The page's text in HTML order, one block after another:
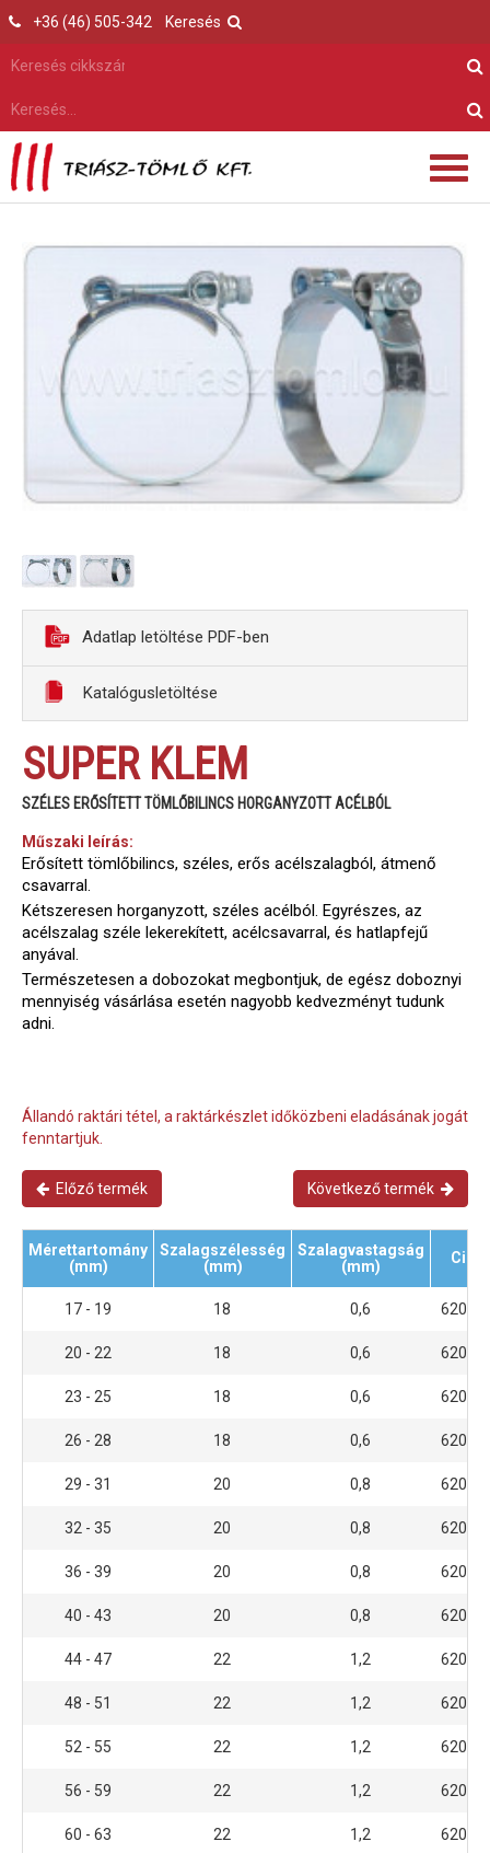
Keresés
+36 (46) 505-342
Adatlap letöltése PDF-ben
Katalógusletöltése
SUPER KLEM
SZÉLES ERŐSÍTETT TÖMLŐBILINCS HORGANYZOTT ACÉLBÓL
Műszaki leírás:
Erősített tömlőbilincs, széles, erős acélszalagból, átmenő
csavarral.
Kétszeresen horganyzott, széles acélból. Egyrészes, az
acélszalag széle lekerekített, acélcsavarral, és hatlapfejű
anyával.
Természetesen a dobozokat megbontjuk, de egész doboznyi
mennyiség vásárlása esetén nagyobb kedvezményt tudunk
adni.
Állandó raktári tétel, a raktárkészlet időközbeni eladásának jogát
fenntartjuk.
Előző termék Következő termék
Mérettartomány
(mm)
Szalagszélesség
(mm)
Szalagvastagság
(mm)
17 - 19 18 0,6 6200
20 - 22 18 0,6 6200
23 - 25 18 0,6 6200
26 - 28 18 0,6 6200
29 - 31 20 0,8 6200
32 - 35 20 0,8 6200
36 - 39 20 0,8 6200
40 - 43 20 0,8 6200
44 - 47 22 1,2 6200
48 - 51 22 1,2 6200
52 - 55 22 1,2 6200
56 - 59 22 1,2 6200
60 - 63 22 1,2 6200